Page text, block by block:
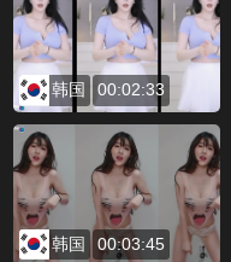
韩国 00:02:33
韩国 00:03:45